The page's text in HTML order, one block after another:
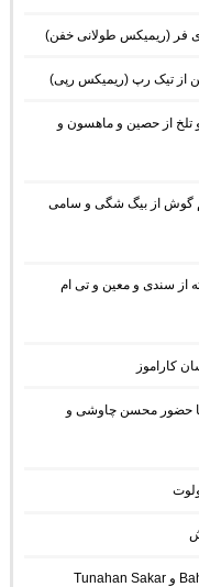
از تیک رپ (ریمیکس رپی)
تلخ از حصین و ماهسون و
گوش از بیگ شگی و سامی
از سندی و معین و تی ام
کاراموز
از دی جی یاشار با حضور محسن چاوشی و